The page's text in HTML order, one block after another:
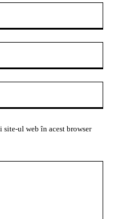
site-ul web în acest browser